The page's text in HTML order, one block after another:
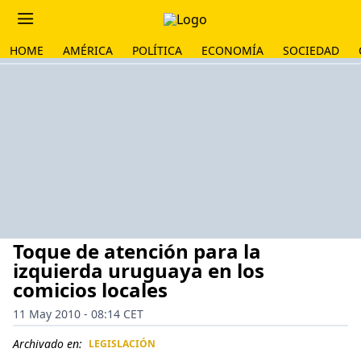
HOME AMÉRICA POLÍTICA ECONOMÍA SOCIEDAD
Toque de atención para la
izquierda uruguaya en los
comicios locales
11 May 2010 - 08:14 CET
Archivado en: LEGISLACIÓN